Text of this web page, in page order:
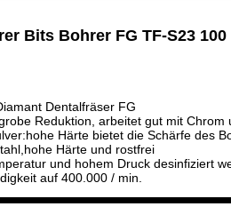
Bits Bohrer FG TF-S23
Dentalfräser FG
Reduktion, arbeitet gut mit Chrom
Härte bietet die Schärfe des
Härte und rostfrei
und hohem Druck desinfiziert
auf 400.000 / min.